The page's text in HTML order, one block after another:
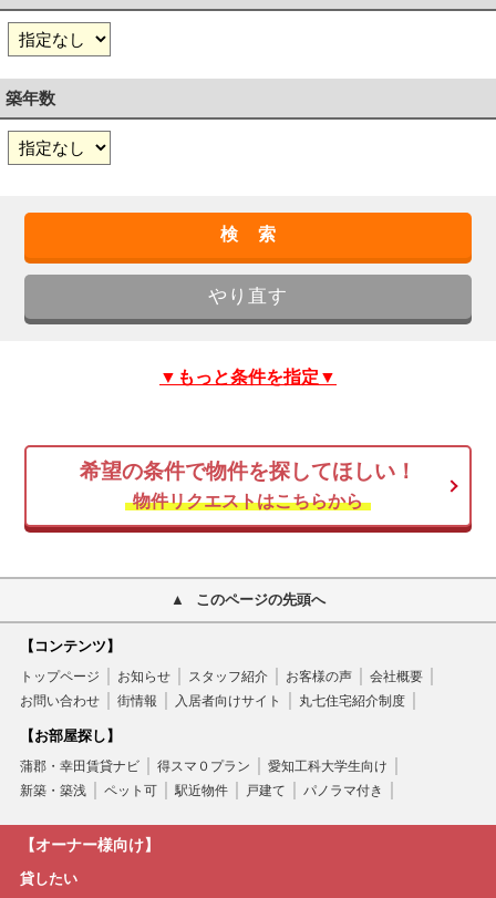
築年数
▼もっと条件を指定▼
希望の条件で物件を探してほしい！
物件リクエストはこちらから
このページの先頭へ
【コンテンツ】
トップページ お知らせ スタッフ紹介 お客様の声
会社概要
お問い合わせ
街情報 入居者向けサイト 丸七住宅紹介制度
【お部屋探し】
蒲郡・幸田賃貸ナビ 得スマ０プラン
愛知工科大学生向け
新築・築浅
ペット可 駅近物件 戸建て パノラマ付き
【オーナー様向け】
貸したい